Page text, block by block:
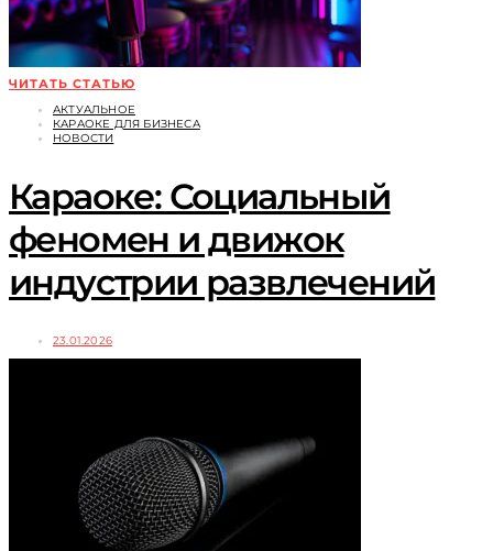
ЧИТАТЬ СТАТЬЮ
АКТУАЛЬНОЕ
КАРАОКЕ ДЛЯ БИЗНЕСА
НОВОСТИ
Караоке: Социальный
феномен и движок
индустрии развлечений
23.01.2026